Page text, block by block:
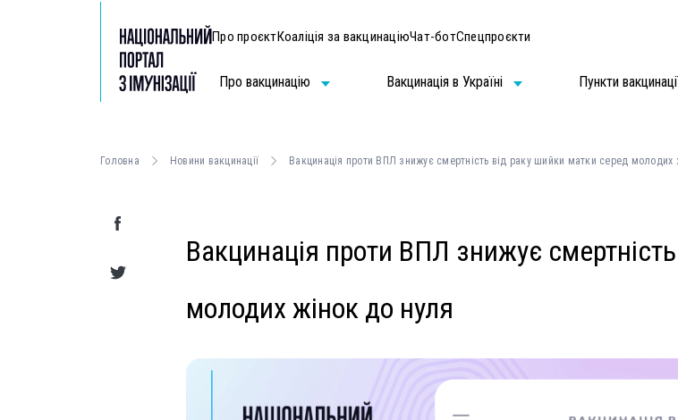
Про проєктКоаліція за вакцинаціюЧат-ботСпецпроєкти
Про вакцинацію Вакцинація в Україні Пункти
Головна Новини вакцинації Вакцинація проти ВПЛ знижує смертність від раку шийки матки серед молодих
Вакцинація проти ВПЛ знижує
молодих жінок до нуля